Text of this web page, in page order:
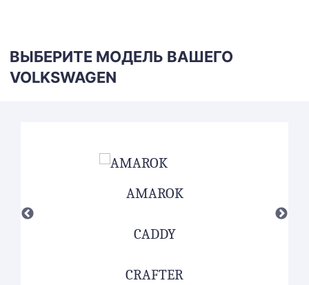
ВЫБЕРИТЕ МОДЕЛЬ ВАШЕГО
VOLKSWAGEN
AMAROK
CADDY
CRAFTER